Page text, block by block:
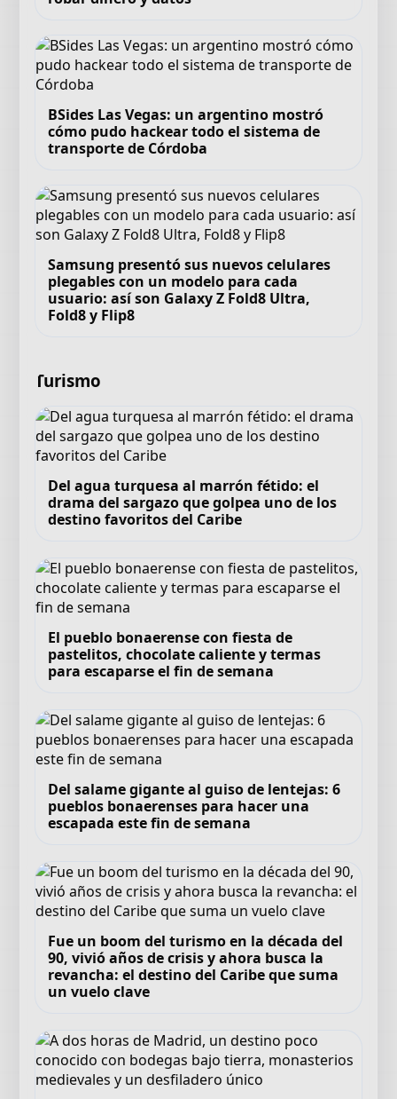
BSides Las Vegas: un argentino mostró
cómo pudo hackear todo el sistema de
transporte de Córdoba
Samsung presentó sus nuevos celulares
plegables con un modelo para cada
usuario: así son Galaxy Z Fold8 Ultra,
Fold8 y Flip8
Turismo
Del agua turquesa al marrón fétido: el
drama del sargazo que golpea uno de los
destino favoritos del Caribe
El pueblo bonaerense con fiesta de
pastelitos, chocolate caliente y termas
para escaparse el fin de semana
Del salame gigante al guiso de lentejas: 6
pueblos bonaerenses para hacer una
escapada este fin de semana
Fue un boom del turismo en la década del
90, vivió años de crisis y ahora busca la
revancha: el destino del Caribe que suma
un vuelo clave